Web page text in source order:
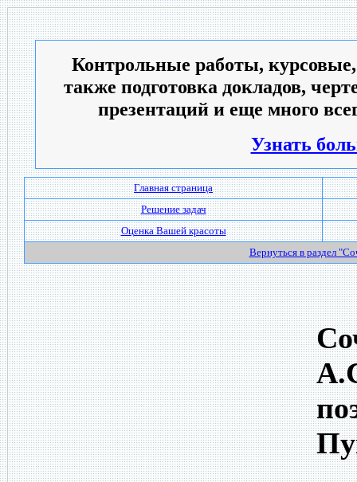
Контрольные работы,
также подготовка докладов,
презентаций и еще много
Узнать
Главная страница
Решение задач
Оценка Вашей красоты
Вернуться в раздел